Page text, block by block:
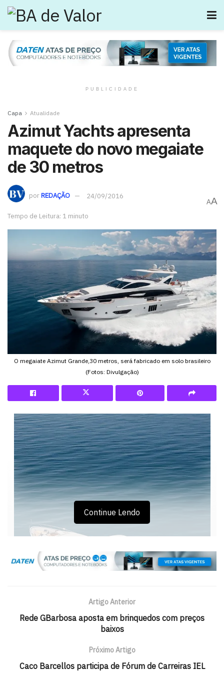
PUBLICIDADE
Capa Atualidade
Azimut Yachts apresenta
maquete do novo megaiate
de 30 metros
porREDAÇÃO 24/09/2016
Tempo de Leitura: 1 minuto
AA
O megaiate Azimut Grande,30 metros, será fabricado em solo brasileiro
(Fotos: Divulgação)
Continue Lendo
Artigo Anterior
Rede GBarbosa aposta em brinquedos com preços
baixos
Próximo Artigo
Caco Barcellos participa de Fórum de Carreiras IEL